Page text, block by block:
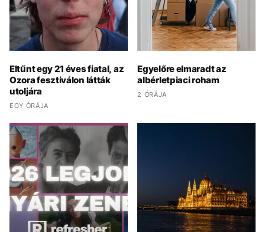
Eltűnt egy 21 éves fiatal, az
Ozora fesztiválon látták
utoljára
EGY ÓRÁJA
Egyelőre elmaradt az
albérletpiaci roham
2 ÓRÁJA